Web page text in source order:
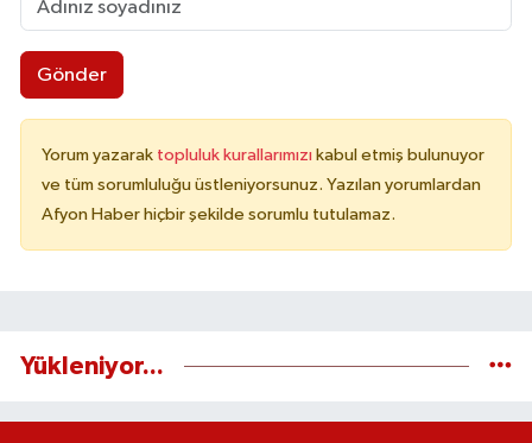
Gönder
Yorum yazarak topluluk kurallarımızı kabul etmiş bulunuyor
ve tüm sorumluluğu üstleniyorsunuz. Yazılan yorumlardan
Afyon Haber hiçbir şekilde sorumlu tutulamaz.
Yükleniyor...